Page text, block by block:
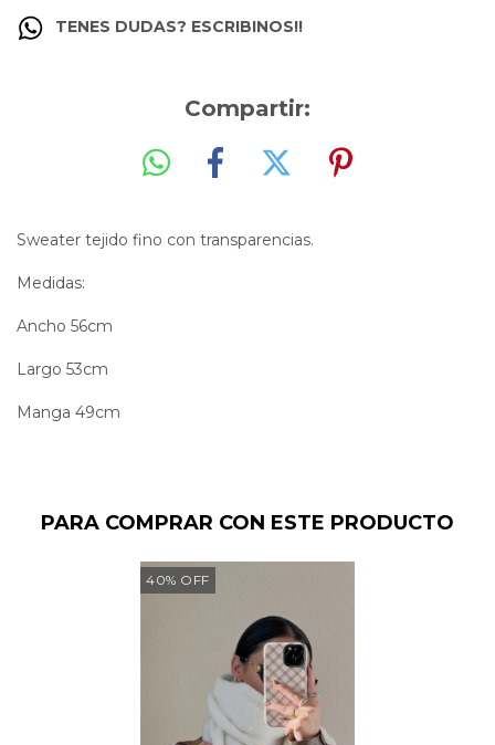
TENES DUDAS? ESCRIBINOS!!
Compartir:
Sweater tejido fino con transparencias.
Medidas:
Ancho 56cm
Largo 53cm
Manga 49cm
PARA COMPRAR CON ESTE PRODUCTO
40% OFF